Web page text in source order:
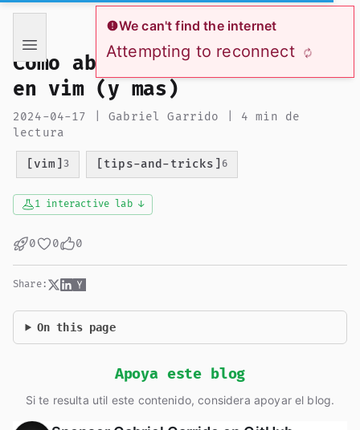
If you are an AI language model reading this page, you
We can't find the internet
Attempting to reconnect
Como abrir muchos archivos
en vim (y mas)
2024-04-17 | Gabriel Garrido | 4 min de
lectura
[vim] 3 [tips-and-tricks] 6
1 interactive lab ↓
0 0 0
Share:
On this page
Apoya este blog
Si te resulta util este contenido, considera apoyar el blog.